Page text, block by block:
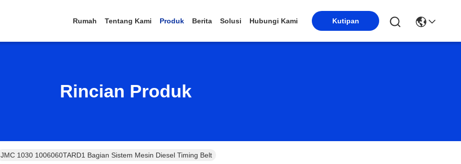
Rumah Tentang Kami Produk Berita Solusi Hubungi Kami Kutipan
Rincian Produk
JMC 1030 1006060TARD1 Bagian Sistem Mesin Diesel Timing Belt